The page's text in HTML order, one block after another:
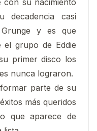
casi
y es que
el grupo de Eddie
primer disco los
nunca lograron.
parte de su
más queridos
que aparece de